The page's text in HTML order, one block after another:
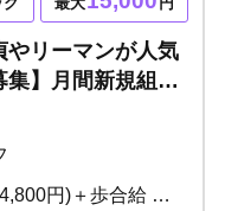
やリーマンが人気
】月間新規組数
新人さんがとりやすいボーナスをたくさん用意しています）